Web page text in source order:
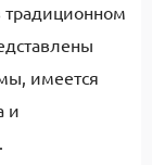
имеется
и